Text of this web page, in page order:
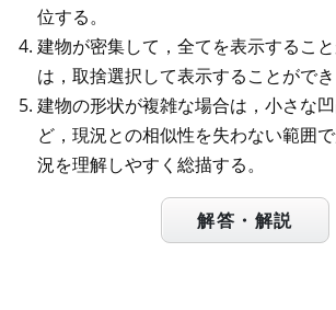
位する。
建物が密集して，全てを表示するこ
は，取捨選択して表示することができ
建物の形状が複雑な場合は，小さな
ど，現況との相似性を失わない範囲
況を理解しやすく総描する。
解答・解説